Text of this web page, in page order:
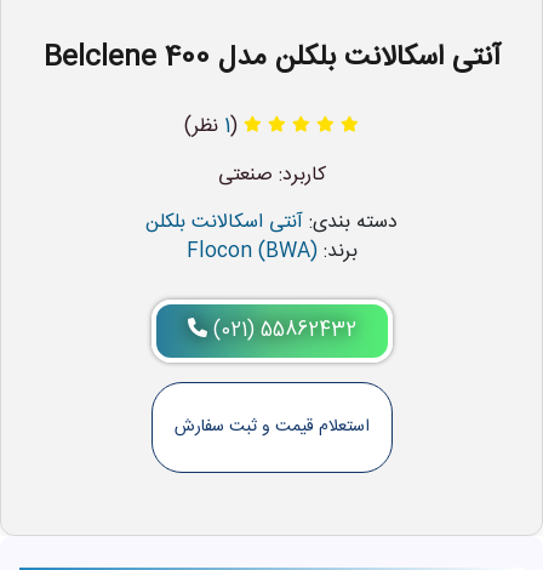
آنتی اسکالانت بلکلن مدل Belclene 400
(
1 نظر)
کاربرد: صنعتی
دسته بندی:آنتی اسکالانت بلکلن
برند:Flocon (BWA)
(021) 55862432
استعلام قیمت و ثبت سفارش